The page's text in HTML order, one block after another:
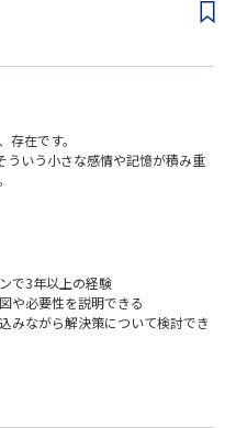
しくなる製品を追求していま
し、高品質と短納期を両立。手
力】
成 AI、データ基盤を縦に貫い
で設計できるポジション
ィの欠如」「レイアウトの破
を、デザイン知見、エンジニアリ
×生成AIを運用しているチーム
の越境キャリアを業界先行例と
とSMB 顧客という、長期で向き合
存在です。
ういう小さな感情や記憶が積み重
使えればいい」では終わらせた
地よく、選べる。気づけば、続
存在をつくっていく。
を整えることではありません。
を募集します。
で3年以上の経験
や必要性を説明できる
みながら解決策について検討でき
がら、より良いアウトプットの追